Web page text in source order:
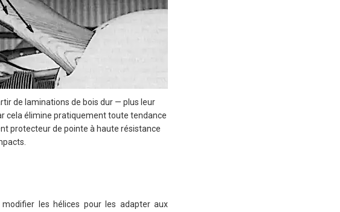
de laminations de bois dur — plus leur
cela élimine pratiquement toute tendance
protecteur de pointe à haute résistance
les hélices pour les adapter aux